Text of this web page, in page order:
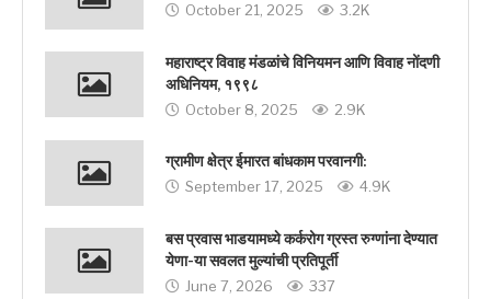
October 21, 2025 3.2K
महाराष्ट्र विवाह मंडळांचे विनियमन आणि विवाह नोंदणी
अधिनियम, १९९८
October 8, 2025 2.9K
ग्रामीण क्षेत्र ईमारत बांधकाम परवानगी:
September 17, 2025 4.9K
बस प्रवास भाडयामध्ये कर्करोग ग्रस्त रुग्णांना देण्यात
येणा-या सवलत मुल्यांची प्रतिपूर्ती
June 7, 2026 337